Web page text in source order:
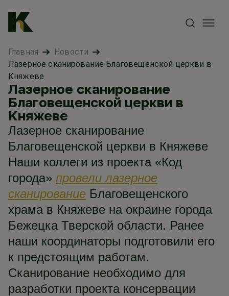
Главная
Новости
Лазерное сканирование Благовещенской церкви в
Княжеве
Лазерное сканирование
Благовещенской церкви в
Княжеве
Лазерное сканирование
Благовещенской церкви в Княжеве
Наши коллеги из проекта «Код
города» провели лазерное
сканирование Благовещенского
храма в Княжеве на окраине города
Бежецка Тверской области. Ранее
наши координаторы подготовили его
к предстоящим работам.
Сканирование необходимо для
разработки проекта консервации